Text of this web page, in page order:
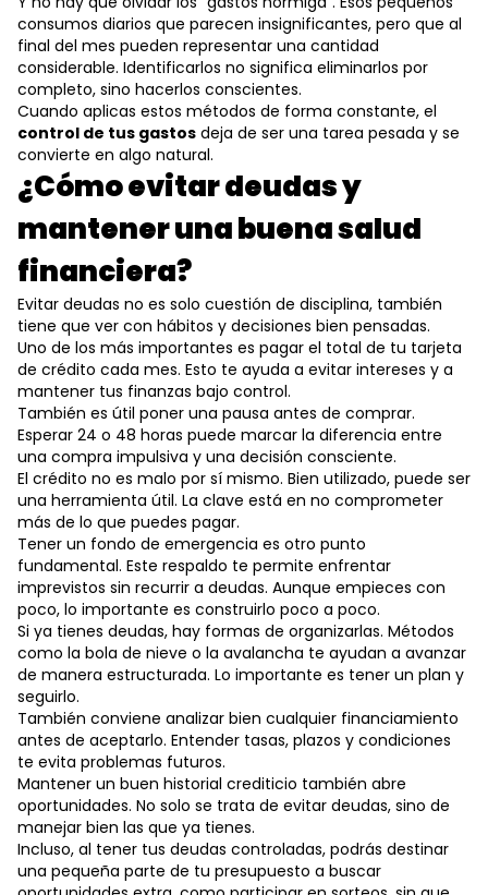
consumos diarios que parecen insignificantes, pero que al
final del mes pueden representar una cantidad
considerable. Identificarlos no significa eliminarlos por
completo, sino hacerlos conscientes.
Cuando aplicas estos métodos de forma constante, el
control de tus gastos deja de ser una tarea pesada y se
convierte en algo natural.
¿Cómo evitar deudas y
mantener una buena salud
financiera?
Evitar deudas no es solo cuestión de disciplina, también
tiene que ver con hábitos y decisiones bien pensadas.
Uno de los más importantes es pagar el total de tu tarjeta
de crédito cada mes. Esto te ayuda a evitar intereses y a
mantener tus finanzas bajo control.
También es útil poner una pausa antes de comprar.
Esperar 24 o 48 horas puede marcar la diferencia entre
una compra impulsiva y una decisión consciente.
El crédito no es malo por sí mismo. Bien utilizado, puede ser
una herramienta útil. La clave está en no comprometer
más de lo que puedes pagar.
Tener un fondo de emergencia es otro punto
fundamental. Este respaldo te permite enfrentar
imprevistos sin recurrir a deudas. Aunque empieces con
poco, lo importante es construirlo poco a poco.
Si ya tienes deudas, hay formas de organizarlas. Métodos
como la bola de nieve o la avalancha te ayudan a avanzar
de manera estructurada. Lo importante es tener un plan y
seguirlo.
También conviene analizar bien cualquier financiamiento
antes de aceptarlo. Entender tasas, plazos y condiciones
te evita problemas futuros.
Mantener un buen historial crediticio también abre
oportunidades. No solo se trata de evitar deudas, sino de
manejar bien las que ya tienes.
Incluso, al tener tus deudas controladas, podrás destinar
una pequeña parte de tu presupuesto a buscar